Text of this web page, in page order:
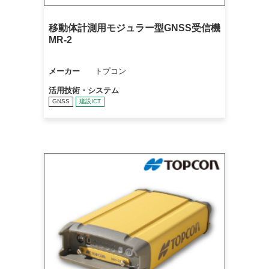
移動体計測用モジュラー型GNSS受信機
MR-2
メーカー トプコン
活用技術・システム
GNSS 建設ICT